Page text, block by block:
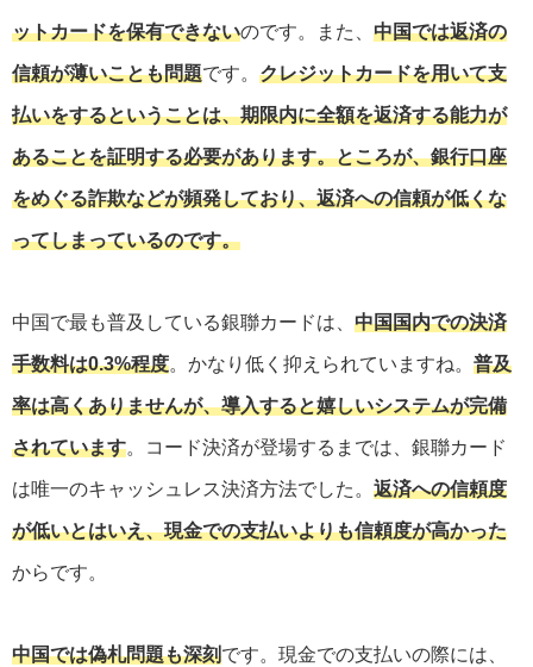
ットカードを保有できないのです。また、 中国では返済の
信頼が薄いことも問題です。 クレジットカードを用いて支
払いをするということは、期限内に全額を返済する能力が
あることを証明する必要があります。ところが、銀行口座
をめぐる詐欺などが頻発しており、返済への信頼が低くな
ってしまっているのです。
中国で最も普及している銀聯カードは、 中国国内での決済
手数料は0.3%程度。かなり低く抑えられていますね。 普及
率は高くありませんが、導入すると嬉しいシステムが完備
されています。コード決済が登場するまでは、銀聯カード
は唯一のキャッシュレス決済方法でした。 返済への信頼度
が低いとはいえ、現金での支払いよりも信頼度が高かった
からです。
中国では偽札問題も深刻です。現金での支払いの際には、